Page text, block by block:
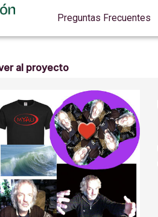
Preguntas Frecuentes
al proyecto